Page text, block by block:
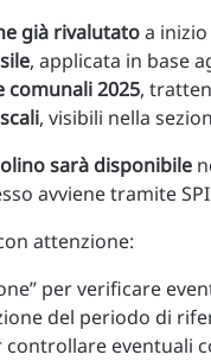
già rivalutatoa
, applicata in base
comunali 2025,
, visibili nella
sarà disponibile
avviene tramite
attenzione:
per verificare
del periodo di
controllare eventuali